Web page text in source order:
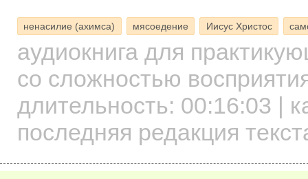
ненасилие (ахимса) мясоедение Иисус Христос
аудиокнига для
со сложностью
длительность: 00:16:03 |
последняя редакция